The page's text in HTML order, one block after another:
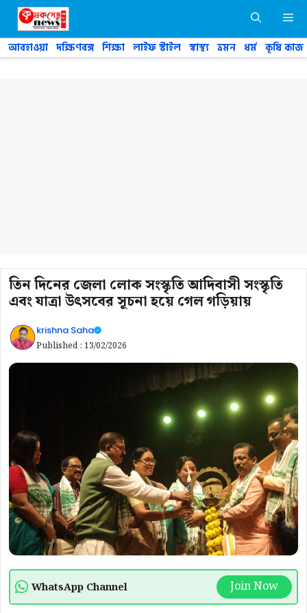
Skip
content
আবহাওয়া দক্ষিণবঙ্গ শিক্ষা লাইফ স্টাইল স্বাস্থ্য ভ্রমন ধর্ম কৃষি কাজ
তিন দিনের জেলা লোক সংস্কৃতি আদিবাসী সংস্কৃতি
এবং যাত্রা উৎসবের সূচনা হয়ে গেল গড়িয়ায়
krishna Saha
Published : 13/02/2026
WhatsApp Channel Join Now